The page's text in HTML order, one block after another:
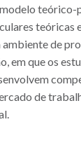
teórico-
teóricas
de
em que os
de